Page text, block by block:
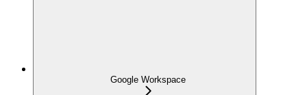
Google Workspace